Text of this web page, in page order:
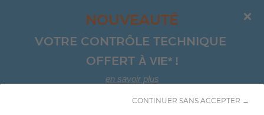
CONTINUER SANS ACCEPTER →
NOUVEAUTÉ
VOTRE CONTRÔLE TECHNIQUE
OFFERT À VIE*!
en savoir plus